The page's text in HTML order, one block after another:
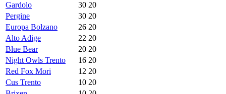
Gardolo
30 20
Pergine
30 20
Europa Bolzano
26 20
Alto Adige
22 20
Blue Bear
20 20
Night Owls Trento
16 20
Red Fox Mori
12 20
Cus Trento
10 20